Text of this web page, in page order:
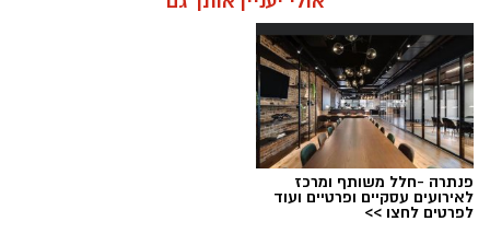
הרכב נתפסו כ-5.5 ק"ג של חומרים החשודים
כסמים מסוכנים, 15,140 ש"ח במזומן, שבעה
טלפונים ניידים וכלי עישון. שני החשודים הועברו
לחקירה, ובית המשפט האריך את מעצר אחד
החשודים עד לתאריך 6.8.26.
בפעילות נוספת של בלשי תחנת בית שמש,
ובמסגרת מעקב סמוי אחר רכב החשוד בסחר
פנתרה -חלל משותף ומרכז
לאירועים עסקיים ופרטיים ועוד
לפרטים לחצו >>